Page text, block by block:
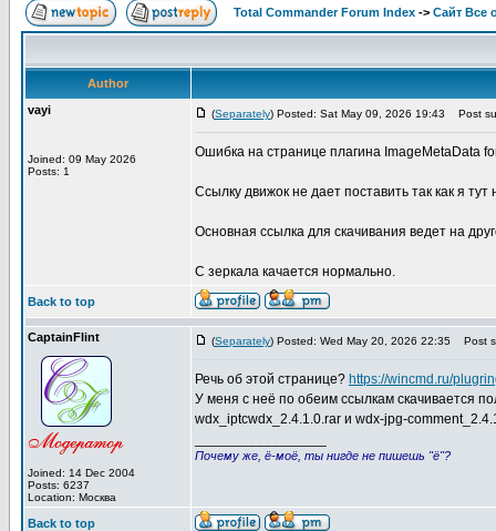
Total Commander Forum Index -> Сайт Все
Author
vayi
Joined: 09 May 2026
Posts: 1
(Separately) Posted: Sat May 09, 2026 19:43 Post
Ошибка на странице плагина ImageMetaData
Ссылку движок не дает поставить так как я тут
Основная ссылка для скачивания ведет на
С зеркала качается нормально.
Back to top
CaptainFlint
Joined: 14 Dec 2004
Posts: 6237
Location: Москва
(Separately) Posted: Wed May 20, 2026 22:35 Post
Речь об этой странице? https://wincmd.ru/
У меня с неё по обеим ссылкам скачивается
wdx_iptcwdx_2.4.1.0.rar и wdx-jpg-
Почему же, ё-моё, ты нигде не пишешь "ё"?
Back to top